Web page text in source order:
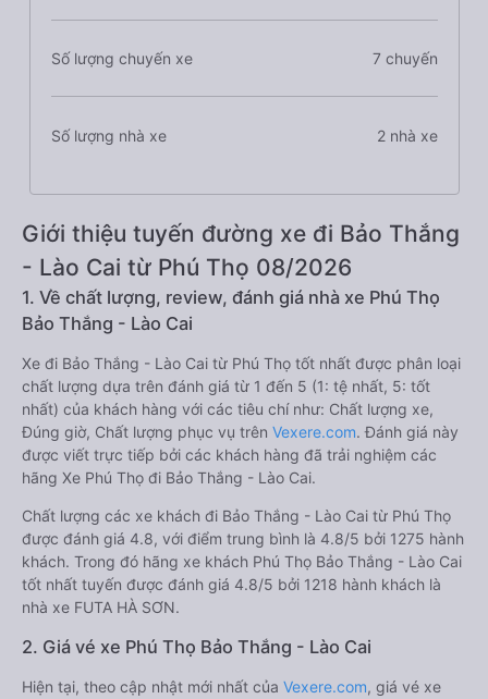
Số lượng chuyến xe 7 chuyến
Số lượng nhà xe 2 nhà xe
Giới thiệu tuyến đường xe đi Bảo Thắng
- Lào Cai từ Phú Thọ 08/2026
1. Về chất lượng, review, đánh giá nhà xe Phú Thọ
Bảo Thắng - Lào Cai
Xe đi Bảo Thắng - Lào Cai từ Phú Thọ tốt nhất được phân loại
chất lượng dựa trên đánh giá từ 1 đến 5 (1: tệ nhất, 5: tốt
nhất) của khách hàng với các tiêu chí như: Chất lượng xe,
Đúng giờ, Chất lượng phục vụ trên Vexere.com. Đánh giá này
được viết trực tiếp bởi các khách hàng đã trải nghiệm các
hãng Xe Phú Thọ đi Bảo Thắng - Lào Cai.
Chất lượng các xe khách đi Bảo Thắng - Lào Cai từ Phú Thọ
được đánh giá 4.8, với điểm trung bình là 4.8/5 bởi 1275 hành
khách. Trong đó hãng xe khách Phú Thọ Bảo Thắng - Lào Cai
tốt nhất tuyến được đánh giá 4.8/5 bởi 1218 hành khách là
nhà xe FUTA HÀ SƠN.
2. Giá vé xe Phú Thọ Bảo Thắng - Lào Cai
Hiện tại, theo cập nhật mới nhất của Vexere.com, giá vé xe